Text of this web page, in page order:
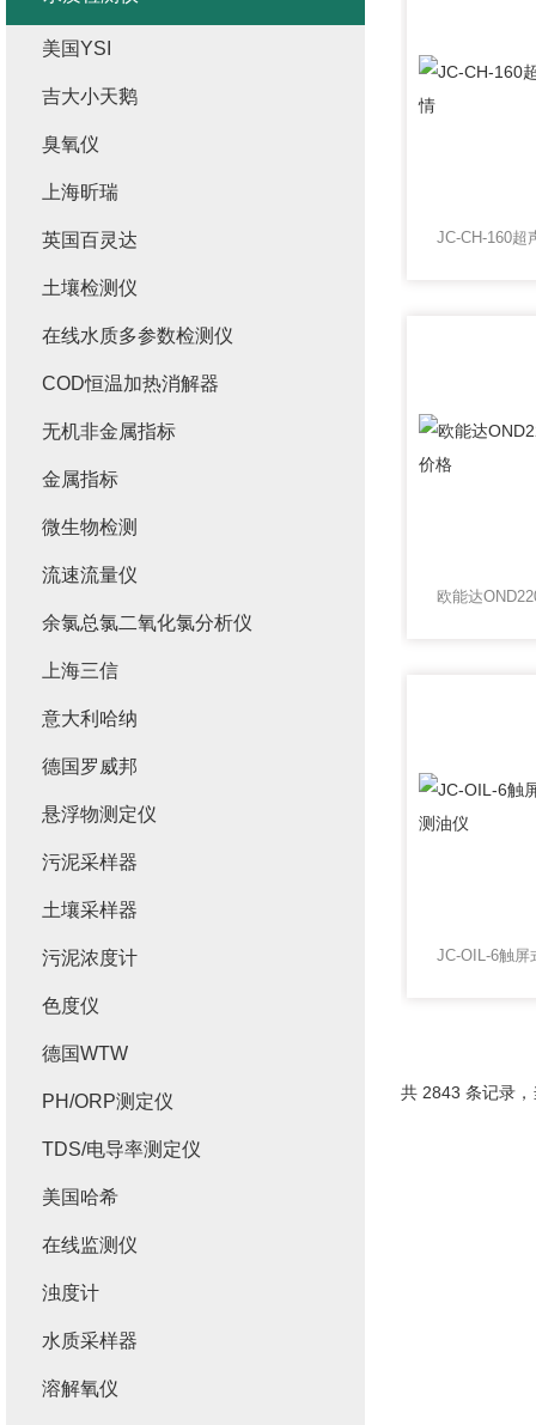
共 2843 条记录
美国YSI
吉大小天鹅
臭氧仪
上海昕瑞
英国百灵达
土壤检测仪
在线水质多参数检测仪
COD恒温加热消解器
无机非金属指标
金属指标
微生物检测
流速流量仪
余氯总氯二氧化氯分析仪
上海三信
意大利哈纳
德国罗威邦
悬浮物测定仪
污泥采样器
土壤采样器
污泥浓度计
色度仪
德国WTW
PH/ORP测定仪
TDS/电导率测定仪
美国哈希
在线监测仪
浊度计
水质采样器
溶解氧仪